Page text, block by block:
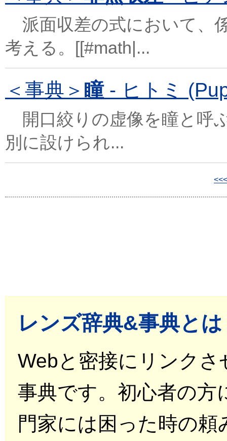
派面収差の式において、
考える。[[#math|...
＜事典＞ 瞳- ヒトミ
開口絞りの虚像を瞳と呼
別に設けられ...
<<<
レンズ辞典&事典と
Webと密接にリンク
事典です。初心者の方
門家には困った時の